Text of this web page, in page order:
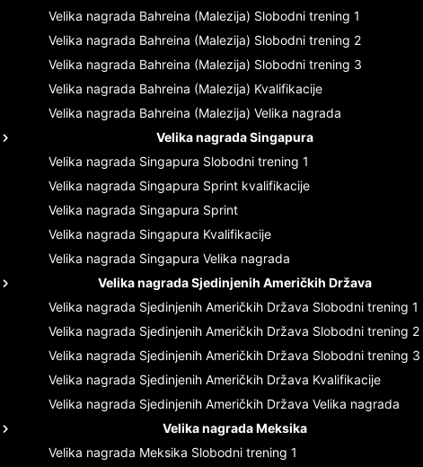
Velika nagrada Bahreina (Malezija) Slobodni trening 1
Velika nagrada Bahreina (Malezija) Slobodni trening 2
Velika nagrada Bahreina (Malezija) Slobodni trening 3
Velika nagrada Bahreina (Malezija) Kvalifikacije
Velika nagrada Bahreina (Malezija) Velika nagrada
Velika nagrada Singapura
Velika nagrada Singapura Slobodni trening 1
Velika nagrada Singapura Sprint kvalifikacije
Velika nagrada Singapura Sprint
Velika nagrada Singapura Kvalifikacije
Velika nagrada Singapura Velika nagrada
Velika nagrada Sjedinjenih Američkih Država
Velika nagrada Sjedinjenih Američkih Država Slobodni trening 1
Velika nagrada Sjedinjenih Američkih Država Slobodni trening 2
Velika nagrada Sjedinjenih Američkih Država Slobodni trening 3
Velika nagrada Sjedinjenih Američkih Država Kvalifikacije
Velika nagrada Sjedinjenih Američkih Država Velika nagrada
Velika nagrada Meksika
Velika nagrada Meksika Slobodni trening 1